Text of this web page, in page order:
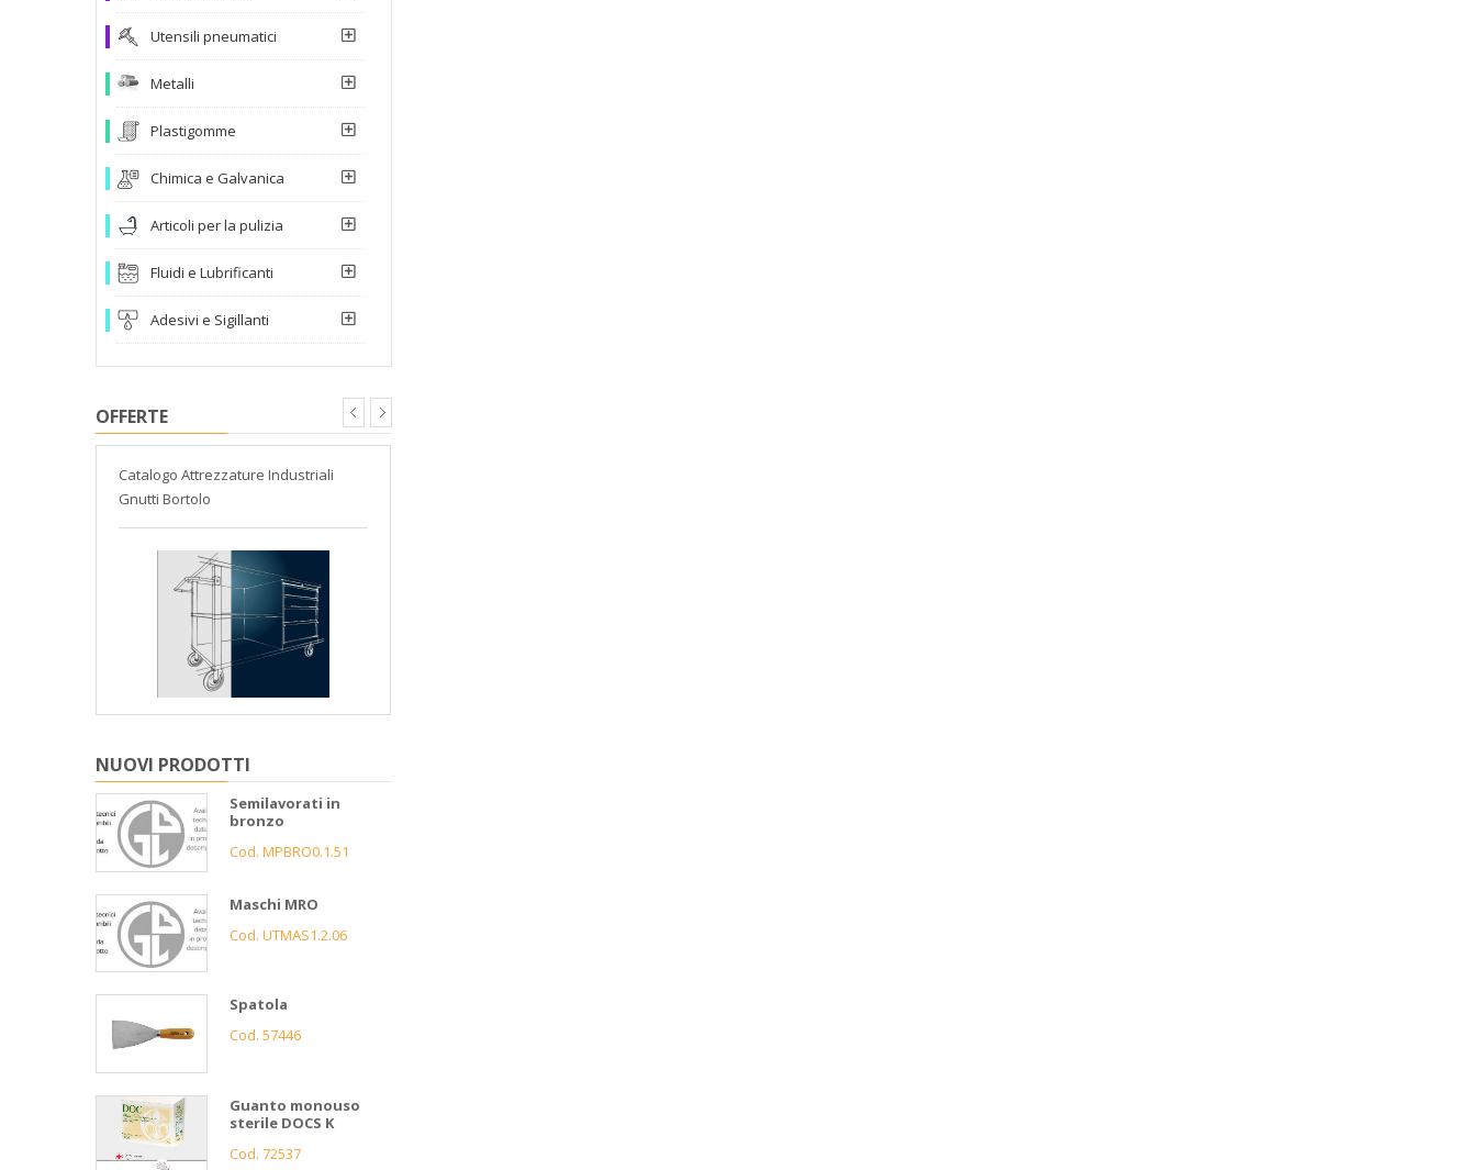
Utensili pneumatici
Metalli
Plastigomme
Chimica e Galvanica
Articoli per la pulizia
Fluidi e Lubrificanti
Adesivi e Sigillanti
OFFERTE
Catalogo Attrezzature Industriali
Gnutti Bortolo
NUOVI PRODOTTI
Semilavorati in
bronzo
Cod. MPBRO0.1.51
Maschi MRO
Cod. UTMAS1.2.06
Spatola
Cod. 57446
Guanto monouso
sterile DOCS K
Cod. 72537